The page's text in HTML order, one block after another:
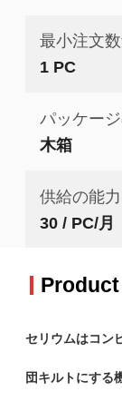
最小注文
1 PC
パッケー
木箱
供給の能力
30 / PC/月
セリウムはコン
団キルトにする